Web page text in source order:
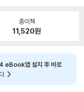
종이책
11,520원
eBook앱 설치 후 바로
.